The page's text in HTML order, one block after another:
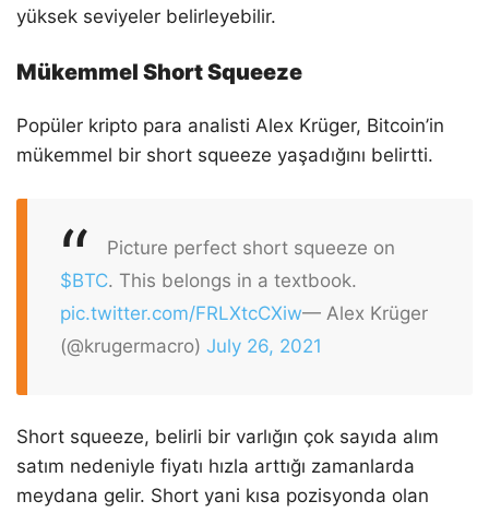
yüksek seviyeler belirleyebilir.
Mükemmel Short Squeeze
Popüler kripto para analisti Alex Krüger, Bitcoin’in
mükemmel bir short squeeze yaşadığını belirtti.
Picture perfect short squeeze on
$BTC. This belongs in a textbook.
pic.twitter.com/FRLXtcCXiw— Alex Krüger
(@krugermacro) July 26, 2021
Short squeeze, belirli bir varlığın çok sayıda alım
satım nedeniyle fiyatı hızla arttığı zamanlarda
meydana gelir. Short yani kısa pozisyonda olan